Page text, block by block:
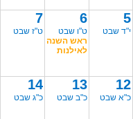
5
י"ד שבט
6
ט"ו שבט
ראש השנה
לאילנות
7
ט"ז שבט
12
כ"א שבט
13
כ"ב שבט
14
כ"ג שבט